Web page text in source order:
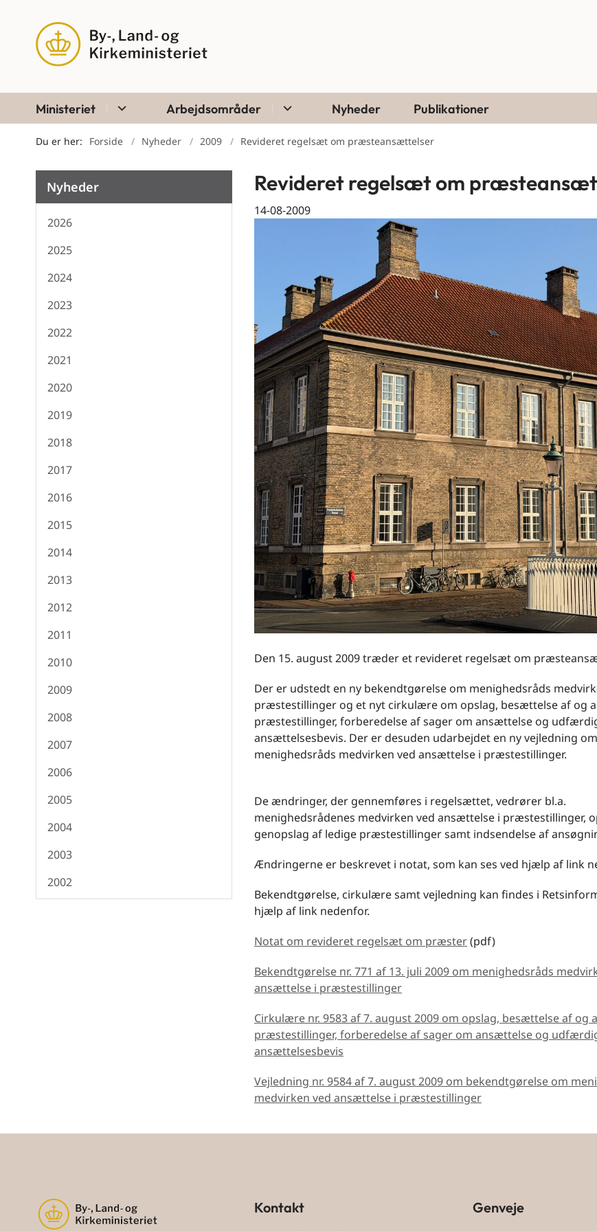
Ministeriet Arbejdsområder Nyheder Publikationer
Du er her: Forside Nyheder 2009 Revideret regelsæt om præsteansættelser
Nyheder
2026
2025
2024
2023
2022
2021
2020
2019
2018
2017
2016
2015
2014
2013
2012
2011
2010
2009
2008
2007
2006
2005
2004
2003
2002
Revideret regelsæt om
14-08-2009
Den 15. august 2009 træder et revideret regelsæt om
Der er udstedt en ny bekendtgørelse om menighedsråds
præstestillinger og et nyt cirkulære om opslag, besættelse af og
præstestillinger, forberedelse af sager om ansættelse og
ansættelsesbevis. Der er desuden udarbejdet en ny vejledning om
menighedsråds medvirken ved ansættelse i præstestillinger.
De ændringer, der gennemføres i regelsættet, vedrører bl.a.
menighedsrådenes medvirken ved ansættelse i præstestillinger,
genopslag af ledige præstestillinger samt indsendelse af
Ændringerne er beskrevet i notat, som kan ses ved hjælp af link
Bekendtgørelse, cirkulære samt vejledning kan findes i
hjælp af link nedenfor.
Notat om revideret regelsæt om præster(pdf)
Bekendtgørelse nr. 771 af 13. juli 2009 om menighedsråds
ansættelse i præstestillinger
Cirkulære nr. 9583 af 7. august 2009 om opslag, besættelse af og
præstestillinger, forberedelse af sager om ansættelse og
ansættelsesbevis
Vejledning nr. 9584 af 7. august 2009 om bekendtgørelse om
medvirken ved ansættelse i præstestillinger
Kontakt Genveje